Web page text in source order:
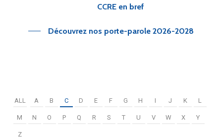
CCRE en bref
Découvrez nos porte-parole 2026-2028
ALL A B C D E F G H I J K L
M N O P Q R S T U V W X Y
Z